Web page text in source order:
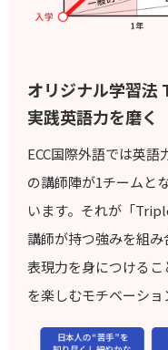
オリジナル学習
実践英語力を磨く
ECC国際外語では英
の講師陣が1チームと
います。それが「
講師が持つ強みを組
表現力を身につける
を楽しむモチベーショ